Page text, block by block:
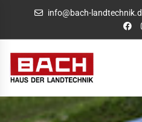
info@bach-